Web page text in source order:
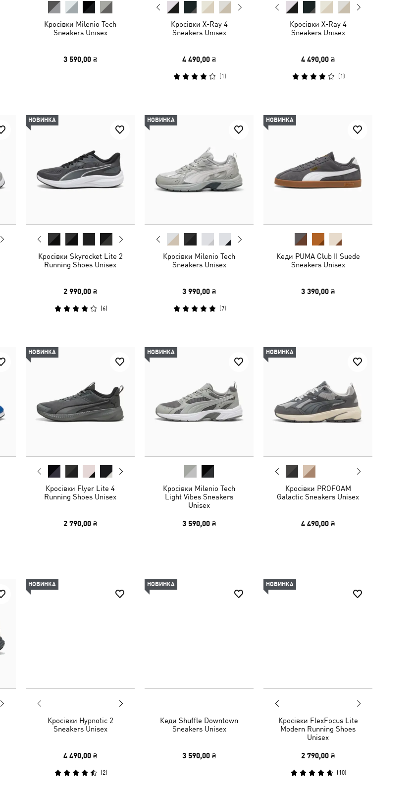
Кросівки Milenio Tech
Sneakers Unisex
3 590,00 ₴
Кросівки X-Ray 4
Sneakers Unisex
4 490,00 ₴
(1 )
Кросівки X-Ray 4
Sneakers Unisex
4 490,00 ₴
(1 )
НОВИНКА
Кросівки Skyrocket Lite 2
Running Shoes Unisex
2 990,00 ₴
(6)
НОВИНКА
Кросівки Milenio Tech
Sneakers Unisex
3 990,00 ₴
(7)
НОВИНКА
Кеди PUMA Club II Suede
Sneakers Unisex
3 390,00 ₴
НОВИНКА
Кросівки Flyer Lite 4
Running Shoes Unisex
2 790,00 ₴
НОВИНКА
Кросівки Milenio Tech
Light Vibes Sneakers
Unisex
3 590,00 ₴
НОВИНКА
Кросівки PROFOAM
Galactic Sneakers Unisex
4 490,00 ₴
НОВИНКА
Кросівки Hypnotic 2
Sneakers Unisex
4 490,00 ₴
(2)
НОВИНКА
Кеди Shuffle Downtown
Sneakers Unisex
3 590,00 ₴
НОВИНКА
Кросівки FlexFocus Lite
Modern Running Shoes
Unisex
2 790,00 ₴
(10)